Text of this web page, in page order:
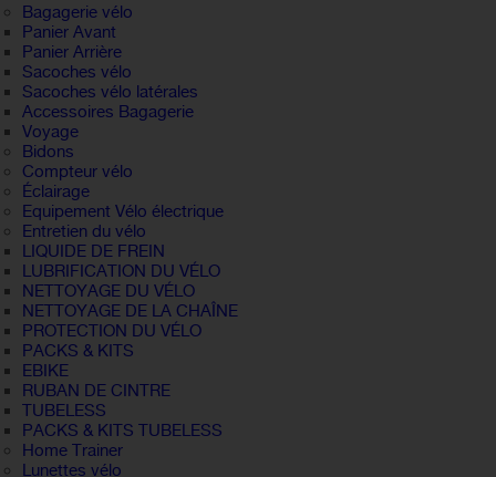
Bagagerie vélo
Panier Avant
Panier Arrière
Sacoches vélo
Sacoches vélo latérales
Accessoires Bagagerie
Voyage
Bidons
Compteur vélo
Éclairage
Equipement Vélo électrique
Entretien du vélo
LIQUIDE DE FREIN
LUBRIFICATION DU VÉLO
NETTOYAGE DU VÉLO
NETTOYAGE DE LA CHAÎNE
PROTECTION DU VÉLO
PACKS & KITS
EBIKE
RUBAN DE CINTRE
TUBELESS
PACKS & KITS TUBELESS
Home Trainer
Lunettes vélo